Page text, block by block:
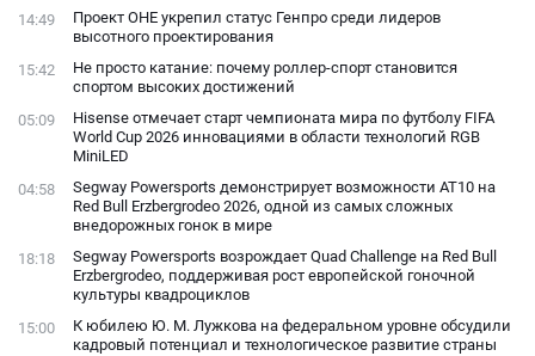
14:49
Проект ОНЕ укрепил статус Генпро среди лидеров
высотного проектирования
15:42
Не просто катание: почему роллер-спорт становится
спортом высоких достижений
05:09
Hisense отмечает старт чемпионата мира по футболу FIFA
World Cup 2026 инновациями в области технологий RGB
MiniLED
04:58
Segway Powersports демонстрирует возможности AT10 на
Red Bull Erzbergrodeo 2026, одной из самых сложных
внедорожных гонок в мире
18:18
Segway Powersports возрождает Quad Challenge на Red Bull
Erzbergrodeo, поддерживая рост европейской гоночной
культуры квадроциклов
15:00
К юбилею Ю. М. Лужкова на федеральном уровне обсудили
кадровый потенциал и технологическое развитие страны